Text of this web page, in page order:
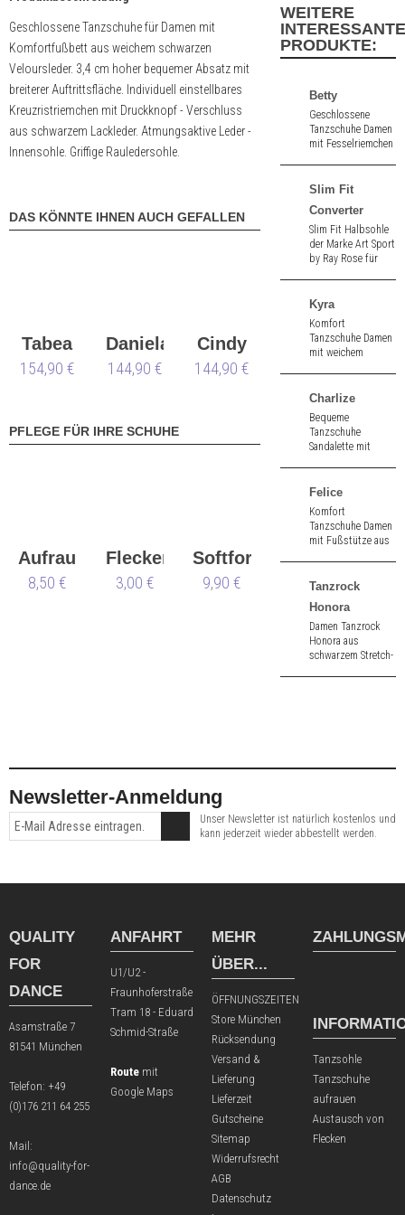
Geschlossene Tanzschuhe für Damen mit
Komfortfußbett aus weichem schwarzen
Veloursleder. 3,4 cm hoher bequemer Absatz mit
breiterer Auftrittsfläche. Individuell einstellbares
Kreuzristriemchen mit Druckknopf - Verschluss
aus schwarzem Lackleder. Atmungsaktive Leder -
Innensohle. Griffige Rauledersohle.
DAS KÖNNTE IHNEN AUCH GEFALLEN
Tabea
154,90 €
Daniela
144,90 €
Cindy
144,90 €
PFLEGE FÜR IHRE SCHUHE
Aufraubürste
8,50 €
Flecken
Werner
3,00 €
Softformer
9,90 €
WEITERE
INTERESSANTE
PRODUKTE:
Betty
Geschlossene
Tanzschuhe Damen
mit Fesselriemchen
hoher Absatz.
Slim Fit
Converter
Slim Fit Halbsohle
der Marke Art Sport
by Ray Rose für
Kyra
Komfort
Tanzschuhe Damen
mit weichem
cm hoher Absatz.
Charlize
Bequeme
Tanzschuhe
Sandalette mit
gold nappa//brokat.
6,0 cm hoher
Absatz.
Felice
Komfort
Tanzschuhe Damen
mit Fußstütze aus
Tanzrock
Honora
Damen Tanzrock
Honora aus
schwarzem Stretch-
Newsletter-Anmeldung
Unser Newsletter ist natürlich kostenlos und
kann jederzeit wieder abbestellt werden.
QUALITY
FOR
DANCE
Asamstraße 7
81541 München
Telefon: +49
(0)176 211 64 255
Mail:
info@quality-for-
dance.de
ANFAHRT
U1/U2 -
Fraunhoferstraße
Tram 18 - Eduard
Schmid-Straße
Route mit
Google Maps
MEHR
ÜBER...
ÖFFNUNGSZEITEN
Store München
Rücksendung
Versand &
Lieferung
Lieferzeit
Gutscheine
Sitemap
Widerrufsrecht
AGB
Datenschutz
Tanzsohle
Tanzschuhe
aufrauen
Austausch von
Flecken